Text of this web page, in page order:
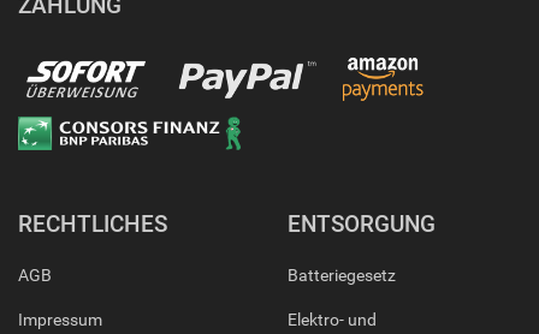
RECHTLICHES
AGB
Impressum
ENTSORGUNG
Batteriegesetz
Elektro- und